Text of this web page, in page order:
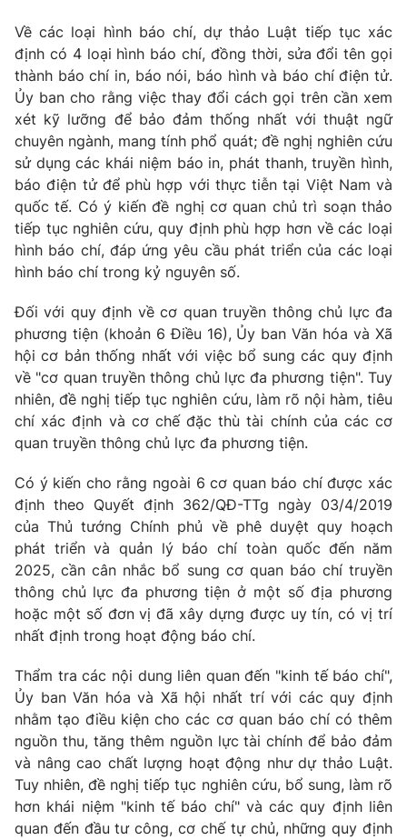
Về các loại hình báo chí, dự thảo Luật tiếp tục xác
định có 4 loại hình báo chí, đồng thời, sửa đổi tên gọi
thành báo chí in, báo nói, báo hình và báo chí điện tử.
Ủy ban cho rằng việc thay đổi cách gọi trên cần xem
xét kỹ lưỡng để bảo đảm thống nhất với thuật ngữ
chuyên ngành, mang tính phổ quát; đề nghị nghiên cứu
sử dụng các khái niệm báo in, phát thanh, truyền hình,
báo điện tử để phù hợp với thực tiễn tại Việt Nam và
quốc tế. Có ý kiến đề nghị cơ quan chủ trì soạn thảo
tiếp tục nghiên cứu, quy định phù hợp hơn về các loại
hình báo chí, đáp ứng yêu cầu phát triển của các loại
hình báo chí trong kỷ nguyên số.
Đối với quy định về cơ quan truyền thông chủ lực đa
phương tiện (khoản 6 Điều 16), Ủy ban Văn hóa và Xã
hội cơ bản thống nhất với việc bổ sung các quy định
về "cơ quan truyền thông chủ lực đa phương tiện". Tuy
nhiên, đề nghị tiếp tục nghiên cứu, làm rõ nội hàm, tiêu
chí xác định và cơ chế đặc thù tài chính của các cơ
quan truyền thông chủ lực đa phương tiện.
Có ý kiến cho rằng ngoài 6 cơ quan báo chí được xác
định theo Quyết định 362/QĐ-TTg ngày 03/4/2019
của Thủ tướng Chính phủ về phê duyệt quy hoạch
phát triển và quản lý báo chí toàn quốc đến năm
2025, cần cân nhắc bổ sung cơ quan báo chí truyền
thông chủ lực đa phương tiện ở một số địa phương
hoặc một số đơn vị đã xây dựng được uy tín, có vị trí
nhất định trong hoạt động báo chí.
Thẩm tra các nội dung liên quan đến "kinh tế báo chí",
Ủy ban Văn hóa và Xã hội nhất trí với các quy định
nhằm tạo điều kiện cho các cơ quan báo chí có thêm
nguồn thu, tăng thêm nguồn lực tài chính để bảo đảm
và nâng cao chất lượng hoạt động như dự thảo Luật.
Tuy nhiên, đề nghị tiếp tục nghiên cứu, bổ sung, làm rõ
hơn khái niệm "kinh tế báo chí" và các quy định liên
quan đến đầu tư công, cơ chế tự chủ, những quy định